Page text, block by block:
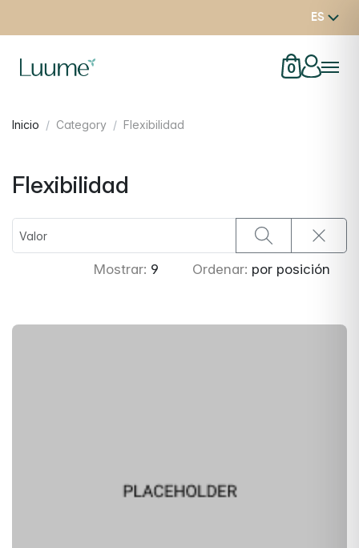
ES
0
Inicio Category Flexibilidad
Flexibilidad
Mostrar: 9 Ordenar: por posición